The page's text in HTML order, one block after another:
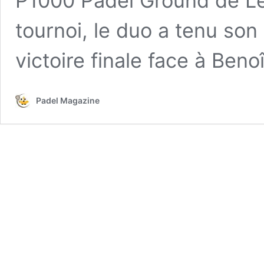
tournoi, le duo a tenu
victoire finale face à
Padel Magazine